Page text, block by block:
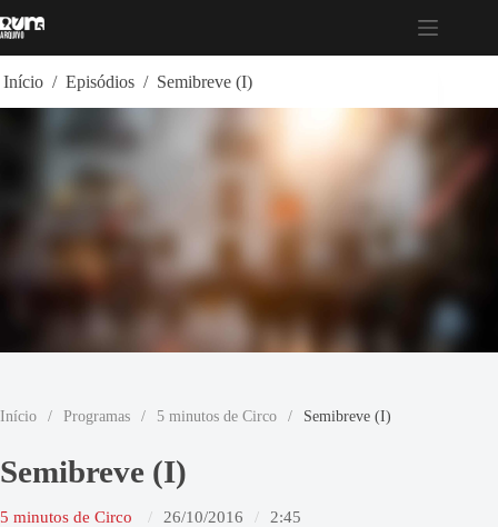
para
Início / Episódios / Semibreve (I)
Início / Programas / 5 minutos de Circo / Semibreve (I)
Semibreve (I)
5 minutos de Circo 26/10/2016 2:45